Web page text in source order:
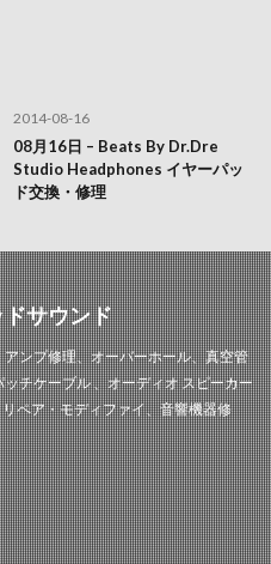
2014-08-16
08月16日 – Beats By Dr.Dre
Studio Headphones イヤーパッ
ド交換・修理
ドサウンド
ンプ修理、オーバーホール、真空管
チケーブル 、オーディオ スピーカー
ペア・モディファイ、音響機器修